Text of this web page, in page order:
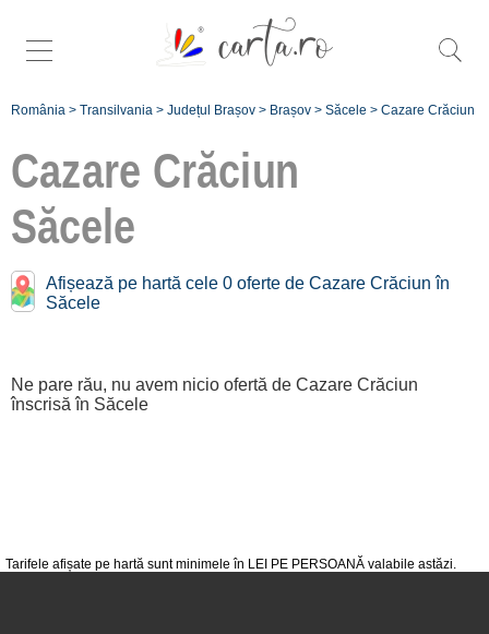
România > Transilvania > Județul Brașov > Brașov > Săcele > Cazare Crăciun
Cazare Crăciun
Săcele
Afișează pe hartă cele 0 oferte de Cazare Crăciun în
Săcele
Tarifele afișate pe hartă sunt minimele în LEI PE PERSOANĂ valabile astăzi.
Ne pare rău, nu avem nicio ofertă de Cazare Crăciun
înscrisă în Săcele
o unitate de
despre C A
login